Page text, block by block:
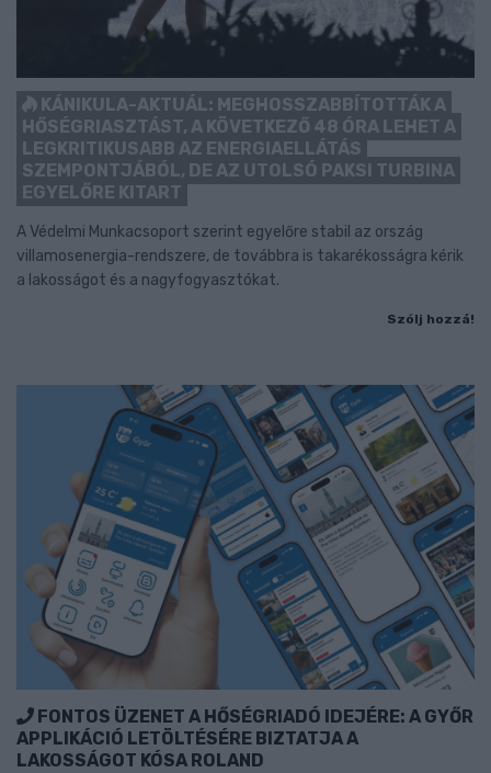
KÁNIKULA-AKTUÁL: MEGHOSSZABBÍTOTTÁK A
HŐSÉGRIASZTÁST, A KÖVETKEZŐ 48 ÓRA LEHET A
LEGKRITIKUSABB AZ ENERGIAELLÁTÁS
SZEMPONTJÁBÓL, DE AZ UTOLSÓ PAKSI TURBINA
EGYELŐRE KITART
A Védelmi Munkacsoport szerint egyelőre stabil az ország
villamosenergia-rendszere, de továbbra is takarékosságra kérik
a lakosságot és a nagyfogyasztókat.
Szólj hozzá!
FONTOS ÜZENET A HŐSÉGRIADÓ IDEJÉRE: A GYŐR
APPLIKÁCIÓ LETÖLTÉSÉRE BIZTATJA A
LAKOSSÁGOT KÓSA ROLAND